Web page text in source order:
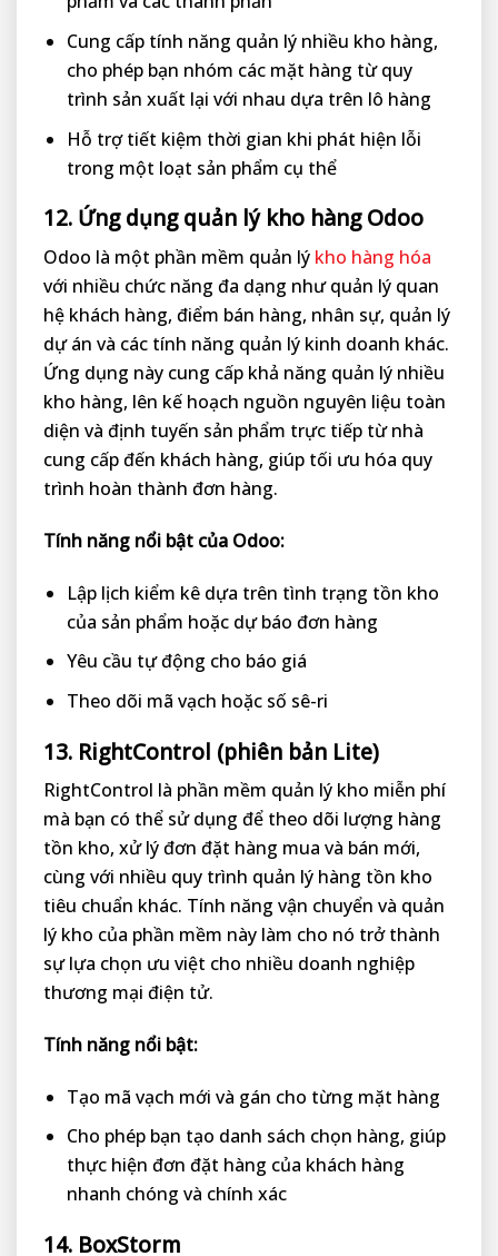
Cung cấp tính năng quản lý nhiều kho hàng,
cho phép bạn nhóm các mặt hàng từ quy
trình sản xuất lại với nhau dựa trên lô hàng
Hỗ trợ tiết kiệm thời gian khi phát hiện lỗi
trong một loạt sản phẩm cụ thể
12. Ứng dụng quản lý kho hàng Odoo
Odoo là một phần mềm quản lý kho hàng hóa
với nhiều chức năng đa dạng như quản lý quan
hệ khách hàng, điểm bán hàng, nhân sự, quản lý
dự án và các tính năng quản lý kinh doanh khác.
Ứng dụng này cung cấp khả năng quản lý nhiều
kho hàng, lên kế hoạch nguồn nguyên liệu toàn
diện và định tuyến sản phẩm trực tiếp từ nhà
cung cấp đến khách hàng, giúp tối ưu hóa quy
trình hoàn thành đơn hàng.
Tính năng nổi bật của Odoo:
Lập lịch kiểm kê dựa trên tình trạng tồn kho
của sản phẩm hoặc dự báo đơn hàng
Yêu cầu tự động cho báo giá
Theo dõi mã vạch hoặc số sê-ri
13. RightControl (phiên bản Lite)
RightControl là phần mềm quản lý kho miễn phí
mà bạn có thể sử dụng để theo dõi lượng hàng
tồn kho, xử lý đơn đặt hàng mua và bán mới,
cùng với nhiều quy trình quản lý hàng tồn kho
tiêu chuẩn khác. Tính năng vận chuyển và quản
lý kho của phần mềm này làm cho nó trở thành
sự lựa chọn ưu việt cho nhiều doanh nghiệp
thương mại điện tử.
Tính năng nổi bật:
Tạo mã vạch mới và gán cho từng mặt hàng
Cho phép bạn tạo danh sách chọn hàng, giúp
thực hiện đơn đặt hàng của khách hàng
nhanh chóng và chính xác
14. BoxStorm